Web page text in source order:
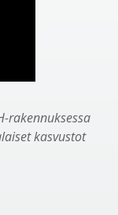
rakennuksessa
kasvustot